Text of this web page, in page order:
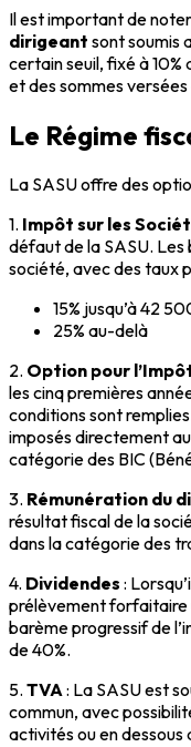
Il est important de
dirigeant sont soumis
certain seuil, fixé à 10%
et des sommes
Le Régime
La SASU offre des
1. Impôt sur les
défaut de la SASU. Les
société, avec des taux
15% jusqu’à 42
25% au-delà
2. Option pour
les cinq premières
conditions sont
imposés directement au
catégorie des BIC
3. Rémunération du
résultat fiscal de la
dans la catégorie des
4. Dividendes :
prélèvement forfaitaire
barème progressif de
de 40%.
5. TVA: La SASU est
commun, avec
activités ou en dessous